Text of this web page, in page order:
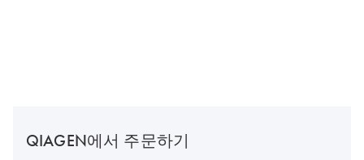
QIAGEN에서 주문하기